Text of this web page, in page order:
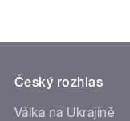
Český rozhlas
Válka na Ukrajině